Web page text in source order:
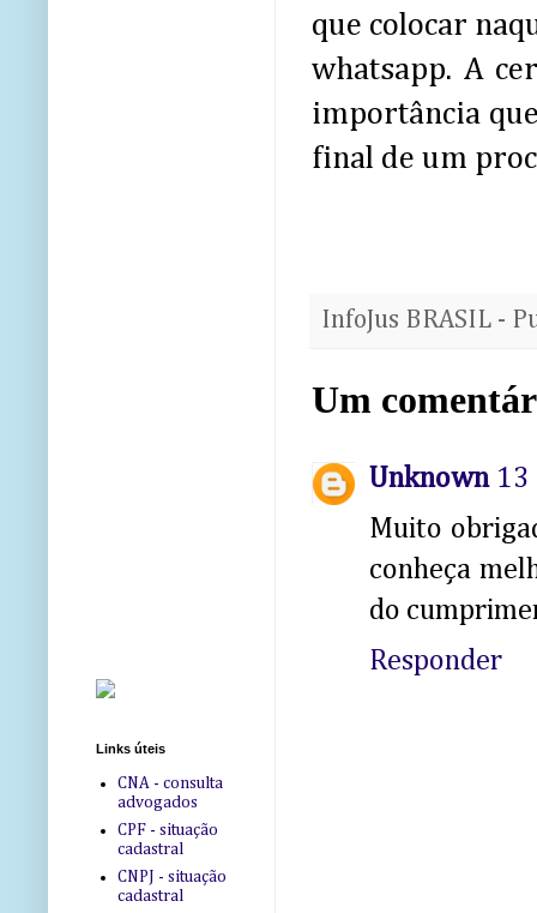
que colocar
whatsapp. A
importância
final de um
InfoJus BRASIL -
Um
Unknown 13
Muito
conheça
do
Responder
Links úteis
CNA - consulta
advogados
CPF - situação
cadastral
CNPJ - situação
cadastral